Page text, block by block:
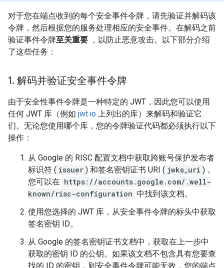
对于您在端点收到的每个安全事件令牌，请先验证并解码该
令牌，然后根据您的服务处理相应的安全事件。在解码之前
验证事件令牌至关重要 ，以防止恶意攻击。以下部分介绍
了这些任务：
1. 解码并验证安全事件令牌
由于安全性事件令牌是一种特定的 JWT，因此您可以使用
任何 JWT 库（例如 jwt.io 上列出的库）来解码和验证它
们。无论您使用哪个库，您的令牌验证代码都必须执行以下
操作：
从 Google 的 RISC 配置文档中获取跨账号保护发布者
标识符 ( issuer ) 和签名密钥证书 URI ( jwks_uri )，
您可以在 https://accounts.google.com/.well-
known/risc-configuration 中找到该文档。
使用您选择的 JWT 库，从安全事件令牌的标头中获取
签名密钥 ID。
从 Google 的签名密钥证书文档中，获取在上一步中
获取的密钥 ID 的公钥。如果该文档不包含具有您要查
找的 ID 的密钥，则安全事件令牌可能无效，您的端点